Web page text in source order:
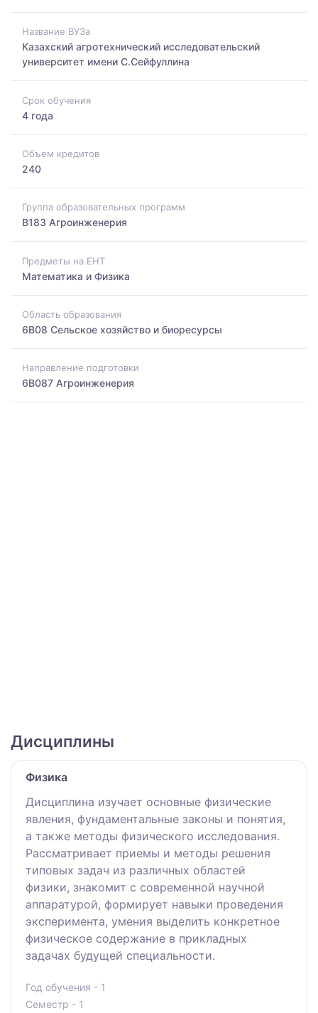
Название ВУЗа
Казахский агротехнический исследовательский
университет имени С.Сейфуллина
Срок обучения
4 года
Объем кредитов
240
Группа образовательных программ
B183 Агроинженерия
Предметы на ЕНТ
Математика и Физика
Область образования
6B08 Сельское хозяйство и биоресурсы
Направление подготовки
6B087 Агроинженерия
Дисциплины
Физика
Дисциплина изучает основные физические
явления, фундаментальные законы и понятия,
а также методы физического исследования.
Рассматривает приемы и методы решения
типовых задач из различных областей
физики, знакомит с современной научной
аппаратурой, формирует навыки проведения
эксперимента, умения выделить конкретное
физическое содержание в прикладных
задачах будущей специальности.
Год обучения - 1
Семестр - 1